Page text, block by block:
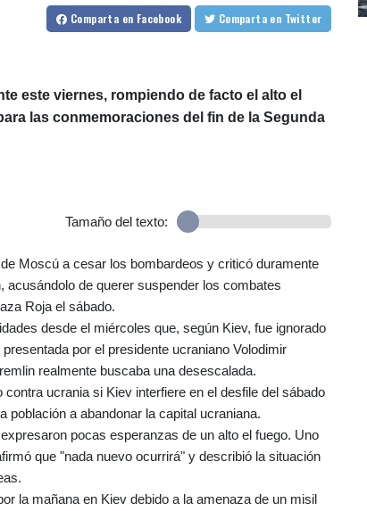
Comparta en Facebook Comparta en Twitter
este viernes, rompiendo de facto el alto el
las conmemoraciones del fin de la Segunda
Tamaño del texto:
Moscú a cesar los bombardeos y criticó duramente
acusándolo de querer suspender los combates
Roja el sábado.
desde el miércoles que, según Kiev, fue ignorado
por el presidente ucraniano Volodimir
realmente buscaba una desescalada.
ucrania si Kiev interfiere en el desfile del sábado
población a abandonar la capital ucraniana.
pocas esperanzas de un alto el fuego. Uno
que "nada nuevo ocurrirá" y describió la situación
la mañana en Kiev debido a la amenaza de un misil